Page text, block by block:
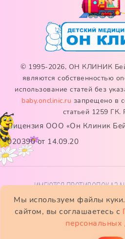
Мы используем файлы
сайтом, вы соглашаетесь с
персональных
© 1995-2026, ОН КЛИНИК
являются собственностью
использование статей без
baby.onclinic.ru запрещено в
статьей 1259 ГК.
Лицензия ООО «Он Клиник
020390 от 14.09.20
ИМЕЮТСЯ
ПРОКОНСУЛЬТИРОВАТЬСЯ